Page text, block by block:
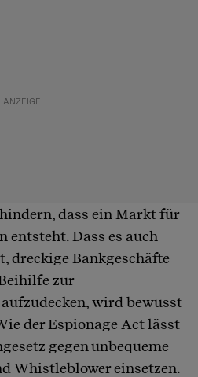
dass ein Markt für
entsteht. Dass es auch
dreckige Bankgeschäfte
zur
wird bewusst
der Espionage Act lässt
gegen unbequeme
Whistleblower einsetzen.